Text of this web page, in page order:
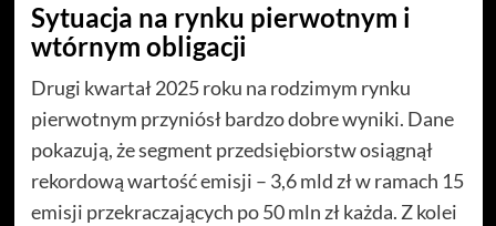
Sytuacja na rynku pierwotnym i
wtórnym obligacji
Drugi kwartał 2025 roku na rodzimym rynku
pierwotnym przyniósł bardzo dobre wyniki. Dane
pokazują, że segment przedsiębiorstw osiągnął
rekordową wartość emisji – 3,6 mld zł w ramach 15
emisji przekraczających po 50 mln zł każda. Z kolei